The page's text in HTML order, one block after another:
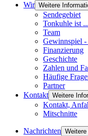
Wir Weitere
Sendegebiet
Tonkuhle ist ...
Team
Gewinnspiel -
Finanzierung
Geschichte
Zahlen und
Häufige
Partner
Kontakt Weitere
Kontakt,
Mitschnitte
Nachrichten